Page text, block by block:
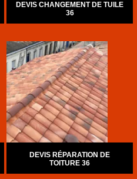
DEVIS CHANGEMENT DE TUILE
36
DEVIS RÉPARATION DE
TOITURE 36